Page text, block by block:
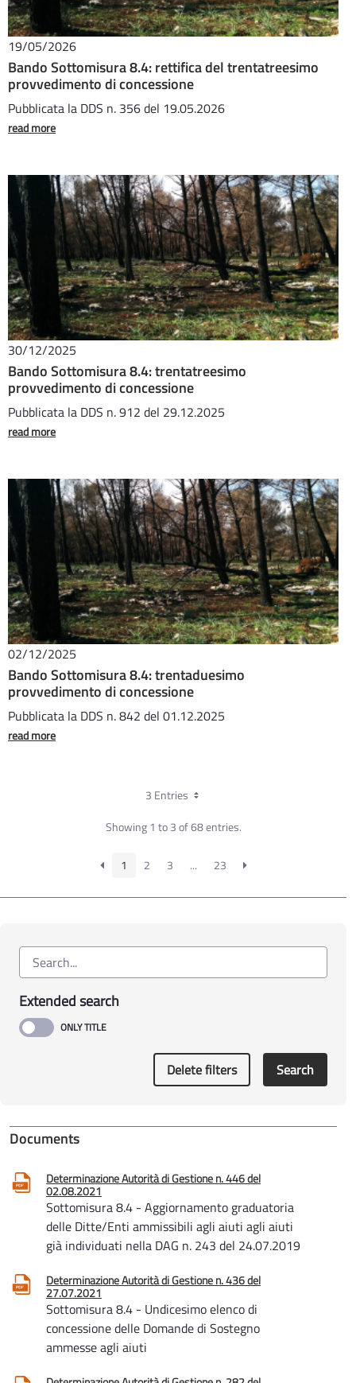
19/05/2026
Bando Sottomisura 8.4: rettifica del trentatreesimo
provvedimento di concessione
Pubblicata la DDS n. 356 del 19.05.2026
read more
30/12/2025
Bando Sottomisura 8.4: trentatreesimo
provvedimento di concessione
Pubblicata la DDS n. 912 del 29.12.2025
read more
02/12/2025
Bando Sottomisura 8.4: trentaduesimo
provvedimento di concessione
Pubblicata la DDS n. 842 del 01.12.2025
read more
3 Entries
Showing 1 to 3 of 68 entries.
1 2 3 ... 23
Extended search
Delete filters Search
Documents
Determinazione Autorità di Gestione n. 446 del
02.08.2021
Sottomisura 8.4 - Aggiornamento graduatoria
delle Ditte/Enti ammissibili agli aiuti agli aiuti
già individuati nella DAG n. 243 del 24.07.2019
Determinazione Autorità di Gestione n. 436 del
27.07.2021
Sottomisura 8.4 - Undicesimo elenco di
concessione delle Domande di Sostegno
ammesse agli aiuti